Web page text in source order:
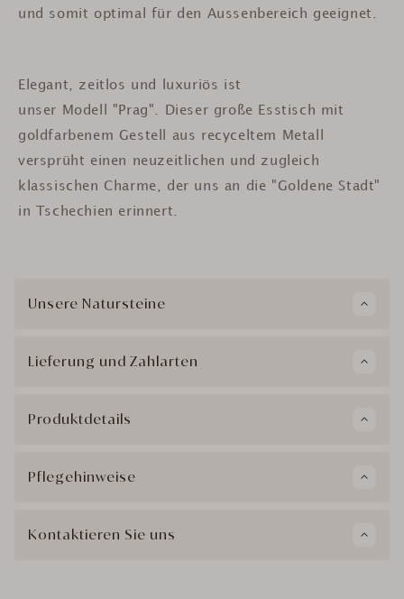
und somit optimal für den Aussenbereich geeignet.
Elegant, zeitlos und luxuriös ist
unser Modell "Prag". Dieser große Esstisch mit
goldfarbenem Gestell aus recyceltem Metall
versprüht einen neuzeitlichen und zugleich
klassischen Charme, der uns an die "Goldene Stadt"
in Tschechien erinnert.
Unsere Natursteine
Lieferung und Zahlarten
Produktdetails
Pflegehinweise
Kontaktieren Sie uns